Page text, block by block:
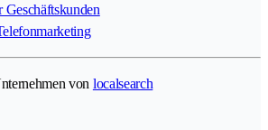
von localsearch